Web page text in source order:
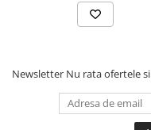
Hartie si Accesorii
Instrumente de scris
Seturi birotica
Articole scolare
Newsletter Nu rata ofertele